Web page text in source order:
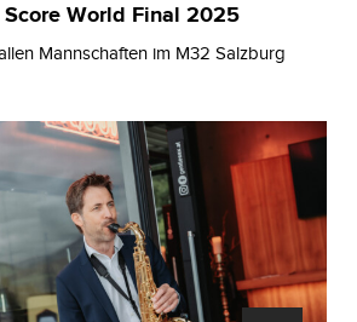
World Final 2025
Mannschaften im M32 Salzburg